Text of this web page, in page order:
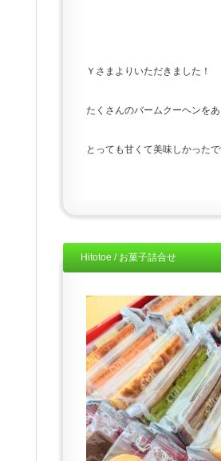
Ｙさまよりいただきました！
たくさんのバームクーヘンをあ
とっても甘くて美味しかったで
Hitotoe / お菓子詰合せ